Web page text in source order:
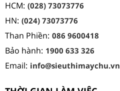
HCM: (028) 73073776
HN: (024) 73073776
Than Phiền: 086 9600418
Bảo hành: 1900 633 326
Email: info@sieuthimaychu.vn